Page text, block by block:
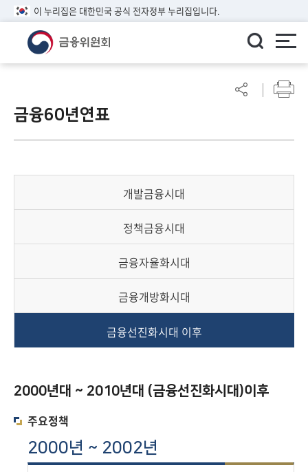
이 누리집은 대한민국 공식 전자정부 누리집입니다.
린
이알
보
개
금융60년연표
개발금융시대
정책금융시대
금융자율화시대
금융개방화시대
금융선진화시대 이후
2000년대 ~ 2010년대 (금융선진화시대)이후
주요정책
2000년 ~ 2002년